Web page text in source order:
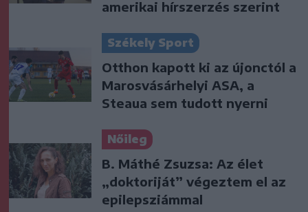
amerikai hírszerzés szerint
Székely Sport
Otthon kapott ki az újonctól a
Marosvásárhelyi ASA, a
Steaua sem tudott nyerni
Nőileg
B. Máthé Zsuzsa: Az élet
„doktoriját” végeztem el az
epilepsziámmal